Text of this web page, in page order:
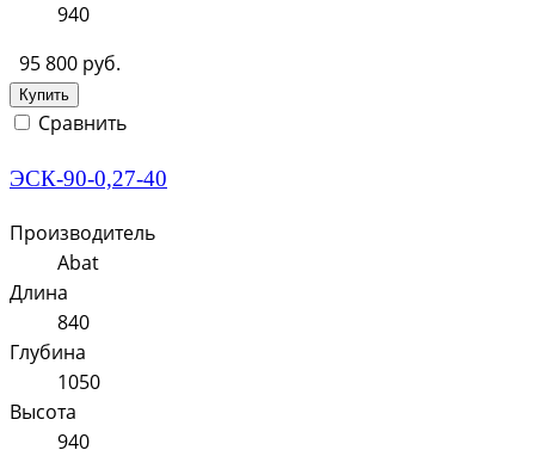
940
95 800 руб.
Купить
Сравнить
ЭСК-90-0,27-40
Производитель
Abat
Длина
840
Глубина
1050
Высота
940